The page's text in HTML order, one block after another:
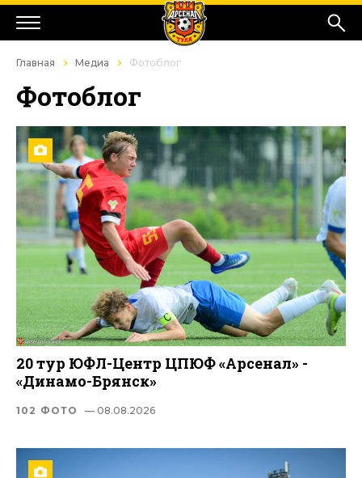
Главная Медиа Фотоблог
Фотоблог
20 тур ЮФЛ-Центр ЦПЮФ «Арсенал» -
«Динамо-Брянск»
102 ФОТО — 08.08.2026